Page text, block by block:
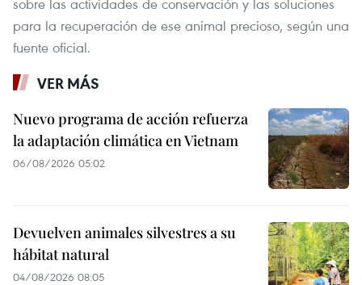
para la recuperación de ese animal precioso, según una
fuente oficial.
VER MÁS
Nuevo programa de acción refuerza
la adaptación climática en Vietnam
06/08/2026 05:02
Devuelven animales silvestres a su
hábitat natural
04/08/2026 08:05